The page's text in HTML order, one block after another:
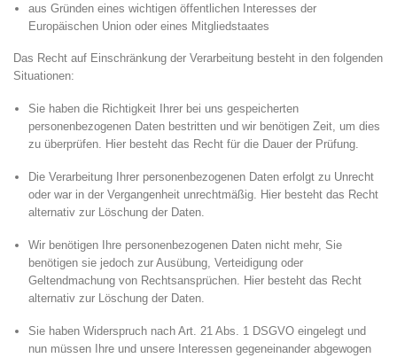
aus Gründen eines wichtigen öffentlichen Interesses der
Europäischen Union oder eines Mitgliedstaates
Das Recht auf Einschränkung der Verarbeitung besteht in den folgenden
Situationen:
Sie haben die Richtigkeit Ihrer bei uns gespeicherten
personenbezogenen Daten bestritten und wir benötigen Zeit, um dies
zu überprüfen. Hier besteht das Recht für die Dauer der Prüfung.
Die Verarbeitung Ihrer personenbezogenen Daten erfolgt zu Unrecht
oder war in der Vergangenheit unrechtmäßig. Hier besteht das Recht
alternativ zur Löschung der Daten.
Wir benötigen Ihre personenbezogenen Daten nicht mehr, Sie
benötigen sie jedoch zur Ausübung, Verteidigung oder
Geltendmachung von Rechtsansprüchen. Hier besteht das Recht
alternativ zur Löschung der Daten.
Sie haben Widerspruch nach Art. 21 Abs. 1 DSGVO eingelegt und
nun müssen Ihre und unsere Interessen gegeneinander abgewogen